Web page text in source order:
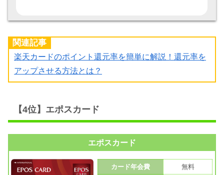
関連記事
楽天カードのポイント還元率を簡単に解説！還元率を
アップさせる方法とは？
【4位】エポスカード
エポスカード
カード年会費
無料